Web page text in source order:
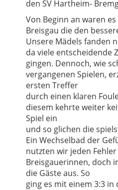
den SV Hartheim-
Von Beginn an waren
Breisgau die den
Unsere Mädels fanden
da viele entscheidende
gingen. Dennoch, wie
vergangenen Spielen,
ersten Treffer
durch einen klaren
diesem kehrte weiter
Spiel ein
und so glichen die
Ein Wechselbad der
nutzten wir jeden
Breisgauerinnen, doch
die Gäste aus. So
ging es mit einem 3:3 in